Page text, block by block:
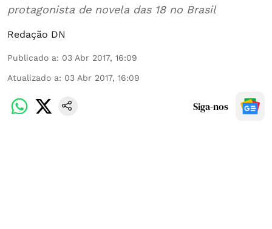
protagonista de novela das 18 no Brasil
Redação DN
Publicado a: 03 Abr 2017, 16:09
Atualizado a: 03 Abr 2017, 16:09
Siga-nos